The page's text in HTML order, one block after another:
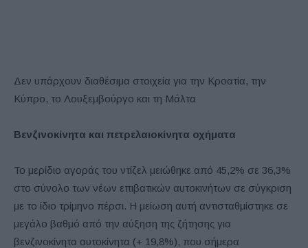
Δεν υπάρχουν διαθέσιμα στοιχεία για την Κροατία, την
Κύπρο, το Λουξεμβούργο και τη Μάλτα
Βενζινοκίνητα και πετρελαιοκίνητα οχήματα
Το μερίδιο αγοράς του ντίζελ μειώθηκε από 45,2% σε 36,3%
στο σύνολο των νέων επιβατικών αυτοκινήτων σε σύγκριση
με το ίδιο τρίμηνο πέρσι. Η μείωση αυτή αντισταθμίστηκε σε
μεγάλο βαθμό από την αύξηση της ζήτησης για
βενζινοκίνητα αυτοκίνητα (+ 19,8%), που σήμερα